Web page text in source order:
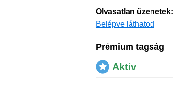
Olvasatlan üzenetek:
Belépve láthatod
Prémium tagság
Aktív